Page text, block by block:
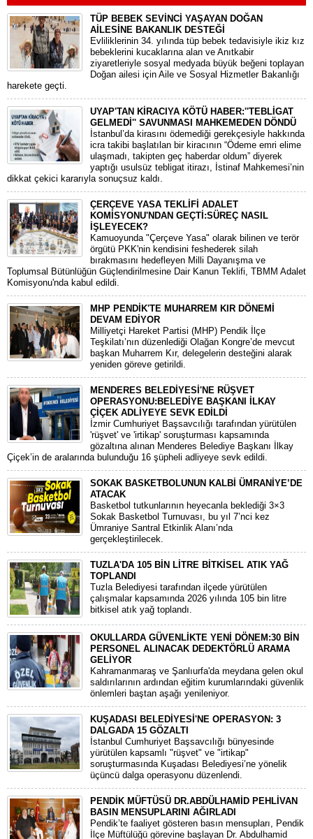
TÜP BEBEK SEVİNCİ YAŞAYAN DOĞAN
AİLESİNE BAKANLIK DESTEĞİ
​Evliliklerinin 34. yılında tüp bebek tedavisiyle ikiz kız
bebeklerini kucaklarına alan ve Anıtkabir
ziyaretleriyle sosyal medyada büyük beğeni toplayan
Doğan ailesi için Aile ve Sosyal Hizmetler Bakanlığı
harekete geçti.
UYAP'TAN KİRACIYA KÖTÜ HABER:''TEBLİGAT
GELMEDİ'' SAVUNMASI MAHKEMEDEN DÖNDÜ
​İstanbul’da kirasını ödemediği gerekçesiyle hakkında
icra takibi başlatılan bir kiracının “Ödeme emri elime
ulaşmadı, takipten geç haberdar oldum” diyerek
yaptığı usulsüz tebligat itirazı, İstinaf Mahkemesi’nin
dikkat çekici kararıyla sonuçsuz kaldı.
ÇERÇEVE YASA TEKLİFİ ADALET
KOMİSYONU'NDAN GEÇTİ:SÜREÇ NASIL
İŞLEYECEK?
​Kamuoyunda "Çerçeve Yasa" olarak bilinen ve terör
örgütü PKK'nin kendisini feshederek silah
bırakmasını hedefleyen Milli Dayanışma ve
Toplumsal Bütünlüğün Güçlendirilmesine Dair Kanun Teklifi, TBMM Adalet
Komisyonu'nda kabul edildi.
MHP PENDİK'TE MUHARREM KIR DÖNEMİ
DEVAM EDİYOR
​Milliyetçi Hareket Partisi (MHP) Pendik İlçe
Teşkilatı’nın düzenlediği Olağan Kongre’de mevcut
başkan Muharrem Kır, delegelerin desteğini alarak
yeniden göreve getirildi.
MENDERES BELEDİYESİ'NE RÜŞVET
OPERASYONU:BELEDİYE BAŞKANI İLKAY
ÇİÇEK ADLİYEYE SEVK EDİLDİ
​İzmir Cumhuriyet Başsavcılığı tarafından yürütülen
'rüşvet' ve 'irtikap' soruşturması kapsamında
gözaltına alınan Menderes Belediye Başkanı İlkay
Çiçek’in de aralarında bulunduğu 16 şüpheli adliyeye sevk edildi.
SOKAK BASKETBOLUNUN KALBİ ÜMRANİYE’DE
ATACAK
Basketbol tutkunlarının heyecanla beklediği 3×3
Sokak Basketbol Turnuvası, bu yıl 7’nci kez
Ümraniye Santral Etkinlik Alanı’nda
gerçekleştirilecek.
TUZLA'DA 105 BİN LİTRE BİTKİSEL ATIK YAĞ
TOPLANDI
Tuzla Belediyesi tarafından ilçede yürütülen
çalışmalar kapsamında 2026 yılında 105 bin litre
bitkisel atık yağ toplandı.
OKULLARDA GÜVENLİKTE YENİ DÖNEM:30 BİN
PERSONEL ALINACAK DEDEKTÖRLÜ ARAMA
GELİYOR
​Kahramanmaraş ve Şanlıurfa'da meydana gelen okul
saldırılarının ardından eğitim kurumlarındaki güvenlik
önlemleri baştan aşağı yenileniyor.
KUŞADASI BELEDİYESİ'NE OPERASYON: 3
DALGADA 15 GÖZALTI
​İstanbul Cumhuriyet Başsavcılığı bünyesinde
yürütülen kapsamlı "rüşvet" ve "irtikap"
soruşturmasında Kuşadası Belediyesi’ne yönelik
üçüncü dalga operasyonu düzenlendi.
PENDİK MÜFTÜSÜ DR.ABDÜLHAMİD PEHLİVAN
BASIN MENSUPLARINI AĞIRLADI
​Pendik’te faaliyet gösteren basın mensupları, Pendik
İlçe Müftülüğü görevine başlayan Dr. Abdulhamid